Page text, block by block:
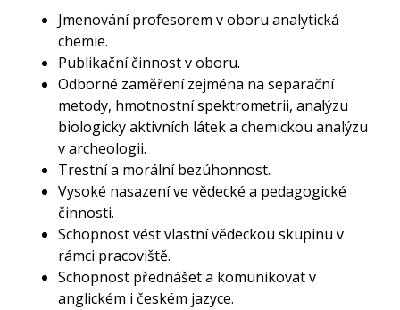
Jmenování profesorem v oboru analytická
chemie.
Publikační činnost v oboru.
Odborné zaměření zejména na separační
metody, hmotnostní spektrometrii, analýzu
biologicky aktivních látek a chemickou analýzu
v archeologii.
Trestní a morální bezúhonnost.
Vysoké nasazení ve vědecké a pedagogické
činnosti.
Schopnost vést vlastní vědeckou skupinu v
rámci pracoviště.
Schopnost přednášet a komunikovat v
anglickém i českém jazyce.